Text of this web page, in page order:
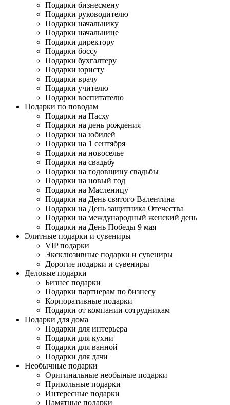
Подарки бизнесмену
Подарки руководителю
Подарки начальнику
Подарки начальнице
Подарки директору
Подарки боссу
Подарки бухгалтеру
Подарки юристу
Подарки врачу
Подарки учителю
Подарки воспитателю
Подарки по поводам
Подарки на Пасху
Подарки на день рождения
Подарки на юбилей
Подарки на 1 сентября
Подарки на новоселье
Подарки на свадьбу
Подарки на годовщину свадьбы
Подарки на новый год
Подарки на Масленицу
Подарки на День святого Валентина
Подарки на День защитника Отечества
Подарки на международный женский день
Подарки на День Победы 9 мая
Элитные подарки и сувениры
VIP подарки
Эксклюзивные подарки и сувениры
Дорогие подарки и сувениры
Деловые подарки
Бизнес подарки
Подарки партнерам по бизнесу
Корпоративные подарки
Подарки от компании сотрудникам
Подарки для дома
Подарки для интерьера
Подарки для кухни
Подарки для ванной
Подарки для дачи
Необычные подарки
Оригинальные необыные подарки
Прикольные подарки
Интересные подарки
Памятные подарки